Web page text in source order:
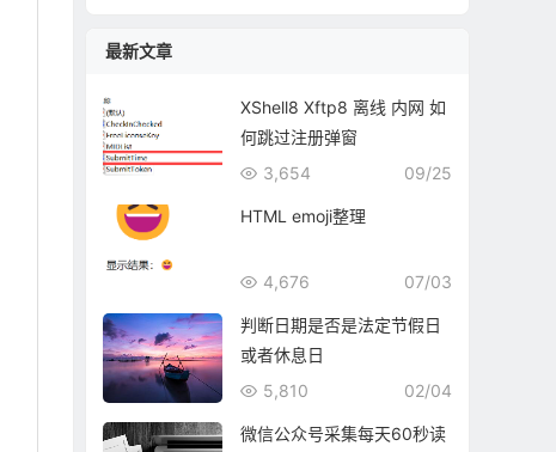
最新文章
XShell8 Xftp8 离线 内网 如
何跳过注册弹窗
09/25
3,654
HTML emoji整理
07/03
4,676
判断日期是否是法定节假日
或者休息日
02/04
5,810
微信公众号采集每天60秒读